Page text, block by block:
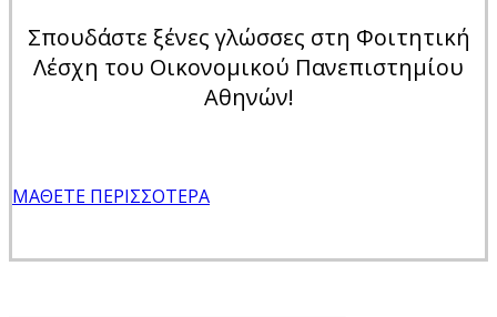
Σπουδάστε ξένες γλώσσες στη Φοιτητική
Λέσχη του Οικονομικού Πανεπιστημίου
Αθηνών!
ΜΆΘΕΤΕ ΠΕΡΙΣΣΌΤΕΡΑ